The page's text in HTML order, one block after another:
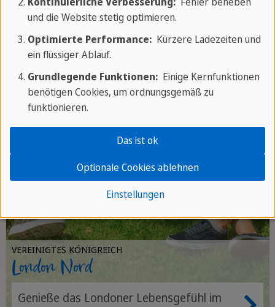
VEREINIGTES KÖNIGREICH
London Nord
Genieße das Londoner Lebensgefühl im
und die Website stetig optimieren.
Optimierte Performance:Kürzere Ladezeiten und
ein flüssiger Ablauf.
Grundlegende Funktionen:Einige Kernfunktionen
benötigen Cookies, um ordnungsgemäß zu
funktionieren.
Einstellungen
Optionale Cookies ablehnen
Das ist ok